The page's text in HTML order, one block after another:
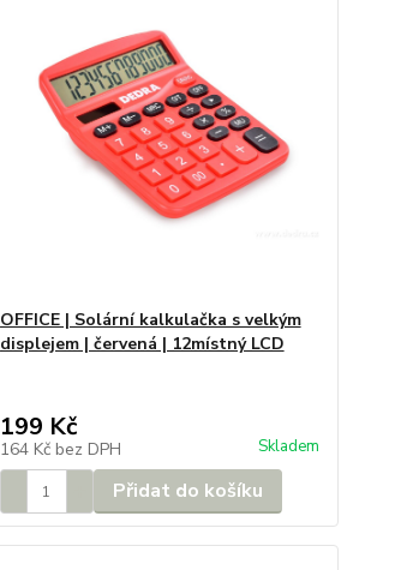
OFFICE | Solární kalkulačka s velkým
displejem | červená | 12místný LCD
199 Kč
164 Kč bez DPH Skladem
Přidat do košíku